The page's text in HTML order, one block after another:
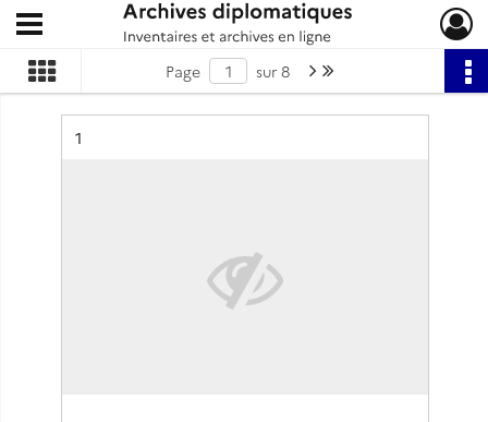
Archives diplomatiques
Ouvrir le menu déroulant
Page sur 8 Page suivante : 1/8
Résultat n°
1